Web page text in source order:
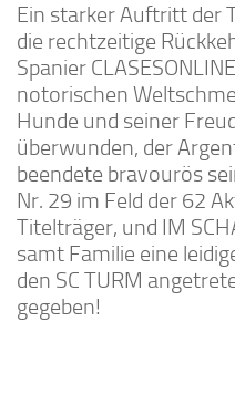
Ein starker Auftritt der
die rechtzeitige
Spanier
notorischen
Hunde und seiner
überwunden, der
beendete bravourös
Nr. 29 im Feld der 62
Titelträger, und IM
samt Familie eine
den SC TURM
gegeben!